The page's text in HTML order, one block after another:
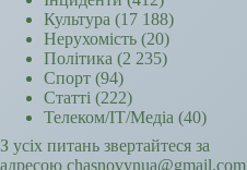
Культура (17 188)
Нерухомість (20)
Політика (2 235)
Спорт (94)
Статті (222)
Телеком/ІТ/Медіа (40)
З усіх питань звертайтеся за
адресою chasnovynua@gmail.com